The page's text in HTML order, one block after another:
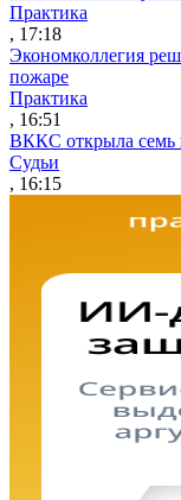
Практика
, 17:18
Экономколлегия
пожаре
Практика
, 16:51
ВККС открыла семь
Судьи
, 16:15